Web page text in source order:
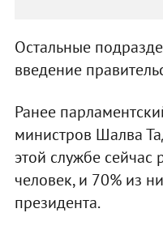
Остальные
введение
Ранее
министров Шалва
этой службе сейчас
человек, и 70% из
президента.